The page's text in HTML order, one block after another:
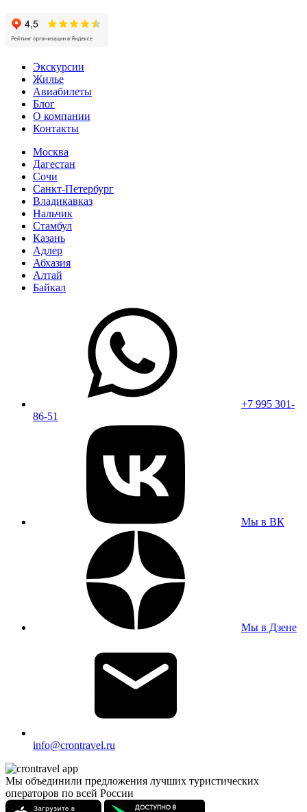
Экскурсии
Жилье
Авиабилеты
Блог
О компании
Контакты
Москва
Дагестан
Сочи
Санкт-Петербург
Владикавказ
Нальчик
Стамбул
Казань
Адлер
Абхазия
Алтай
Байкал
+7 995 301-
86-51
Мы в ВК
Мы в Дзене
info@crontravel.ru
Мы объединили предложения лучших туристических
операторов по всей России